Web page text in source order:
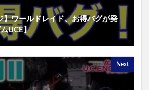
】ワールドレイド、お得バグが発
UCE】
Next